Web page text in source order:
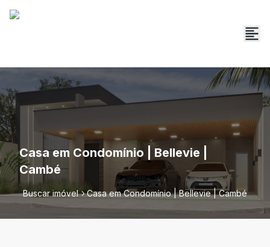
Casa em Condomínio | Bellevie |
Cambé
Buscar imóvel Casa em Condomínio | Bellevie | Cambé